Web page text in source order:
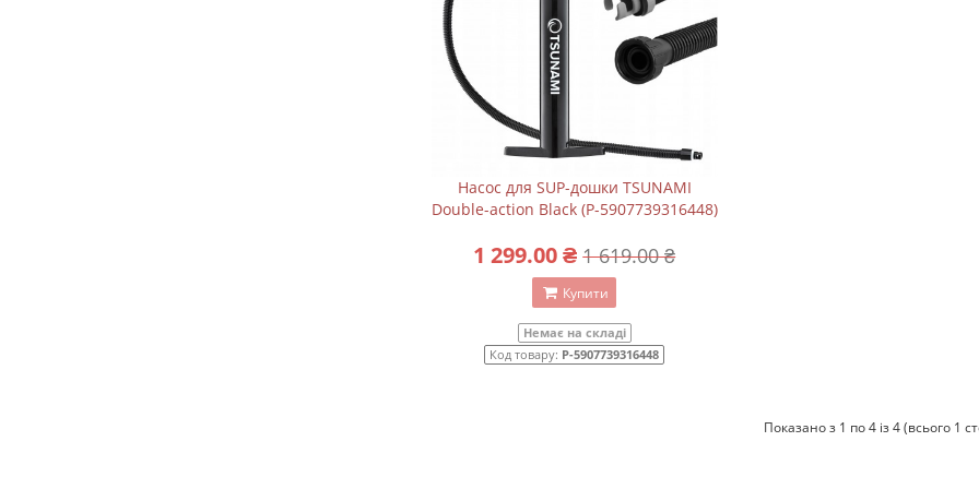
Насос для SUP-дошки TSUNAMI
Double-action Black (P-5907739316448)
1 299.00 ₴ 1 619.00 ₴
Купити
Немає на складі
Код товару: P-5907739316448
Показано з 1 по 4 із 4 (всього 1